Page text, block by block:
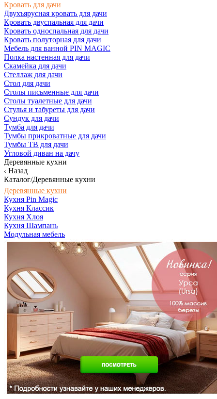
Кровать для дачи
Двухъярусная кровать для дачи
Кровать двуспальная для дачи
Кровать односпальная для дачи
Кровать полуторная для дачи
Мебель для ванной PIN MAGIC
Полка настенная для дачи
Скамейка для дачи
Стеллаж для дачи
Стол для дачи
Столы письменные для дачи
Столы туалетные для дачи
Стулья и табуреты для дачи
Сундук для дачи
Тумба для дачи
Тумбы прикроватные для дачи
Тумбы ТВ для дачи
Угловой диван на дачу
Деревянные кухни
Назад
Каталог/Деревянные кухни
Деревянные кухни
Кухня Pin Magic
Кухня Классик
Кухня Хлоя
Кухня Шампань
Модульная мебель